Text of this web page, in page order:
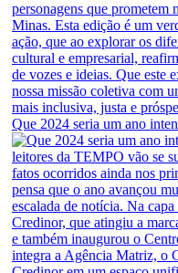
Que 2024 seria um ano